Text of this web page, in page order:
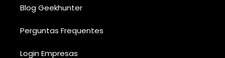
Blog Geekhunter
Perguntas Frequentes
Login Empresas